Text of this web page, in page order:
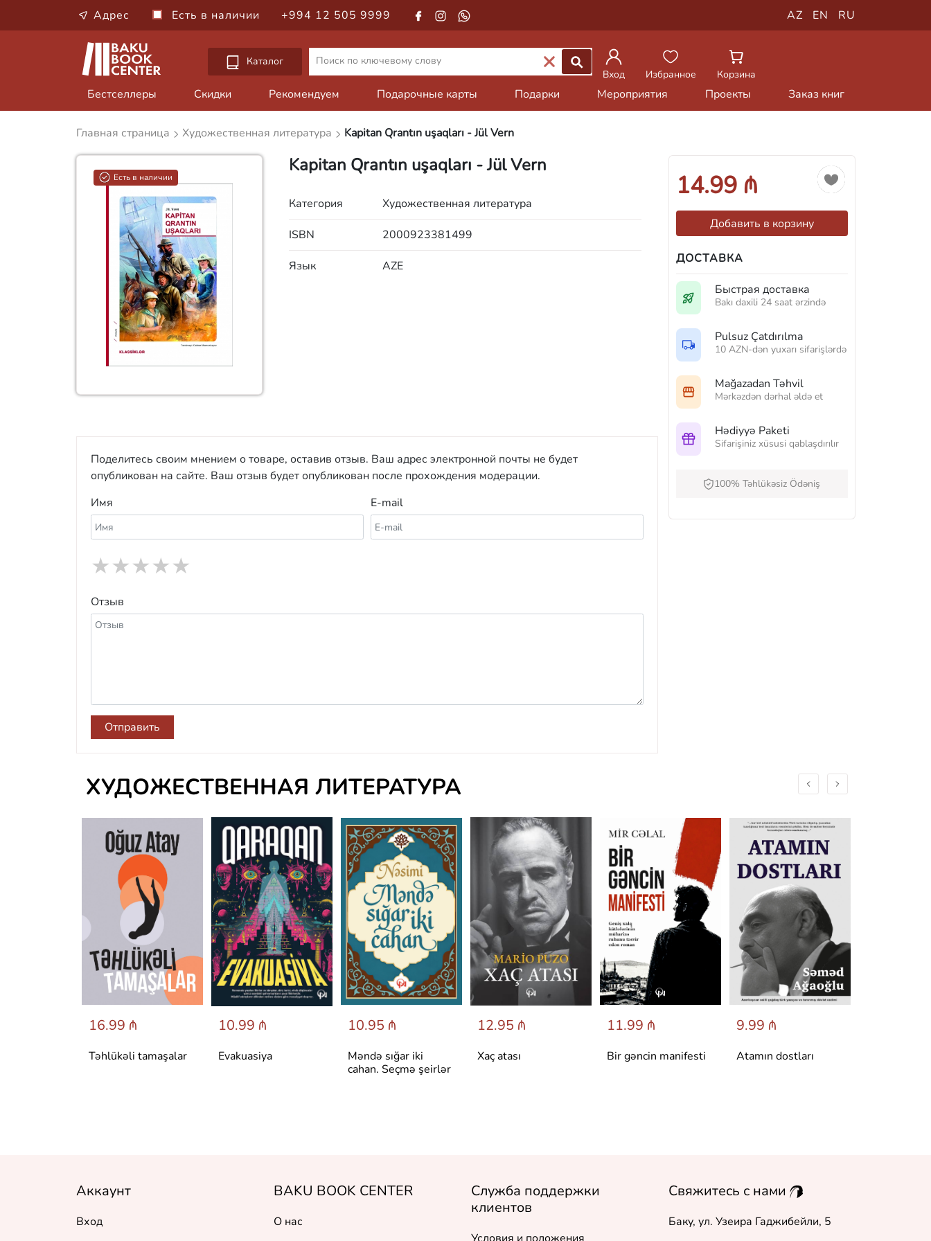
Адрес Есть в наличии +994 12 505 9999 AZ EN RU
Каталог
Вход
Избранное Корзина
Бестселлеры Скидки Рекомендуем Подарочные карты Подарки Мероприятия Проекты Заказ книг
Главная страница Художественная литература Kapitan Qrantın uşaqları - Jül Vern
Есть в наличии
Kapitan Qrantın uşaqları - Jül Vern
Категория Художественная литература
ISBN 2000923381499
Язык AZE
Поделитесь своим мнением о товаре, оставив отзыв. Ваш адрес электронной почты не будет
опубликован на сайте. Ваш отзыв будет опубликован после прохождения модерации.
Имя
E-mail
★
★
★
★
★
Отзыв
Отправить
14.99 ₼
Добавить в корзину
ДОСТАВКА
Быстрая доставка
Bakı daxili 24 saat ərzində
Pulsuz Çatdırılma
10 AZN-dən yuxarı sifarişlərdə
Mağazadan Təhvil
Mərkəzdən dərhal əldə et
Hədiyyə Paketi
Sifarişiniz xüsusi qablaşdırılır
100% Təhlükəsiz Ödəniş
ХУДОЖЕСТВЕННАЯ ЛИТЕРАТУРА
16.99 ₼
Təhlükəli tamaşalar
10.99 ₼
Evakuasiya
10.95 ₼
Məndə sığar iki
cahan. Seçmə şeirlər
12.95 ₼
Xaç atası
11.99 ₼
Bir gəncin manifesti
9.99 ₼
Atamın dostları
Аккаунт
Вход
BAKU BOOK CENTER
О нас
Служба поддержки
клиентов
Свяжитесь с нами
Баку, ул. Узеира Гаджибейли, 5